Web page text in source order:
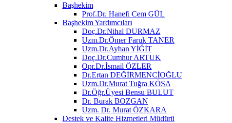
Başhekim
Prof.Dr. Hanefi Cem GÜL
Başhekim Yardımcıları
Doç.Dr.Nihal DURMAZ
Uzm.Dr.Ömer Faruk TANER
Uzm.Dr.Ayhan YİĞİT
Doç.Dr.Cumhur ARTUK
Opr.Dr.İsmail ÖZLER
Dr.Ertan DEĞİRMENCİOĞLU
Uzm.Dr.Murat Tuğra KÖSA
Dr.Öğr.Üyesi Bensu BULUT
Dr. Burak BOZGAN
Uzm. Dr. Murat ÖZKARA
Destek ve Kalite Hizmetleri Müdürü